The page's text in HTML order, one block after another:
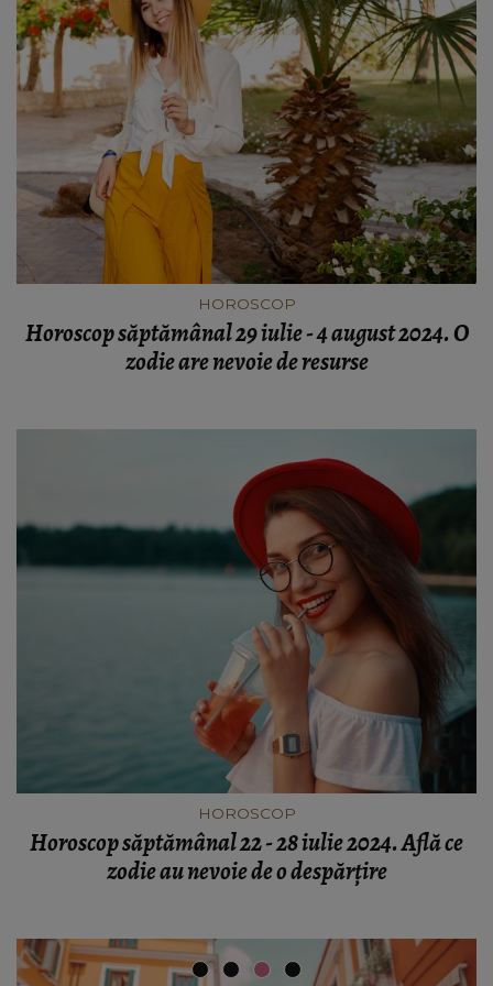
HOROSCOP
Horoscop săptămânal 29 iulie - 4 august 2024. O
zodie are nevoie de resurse
HOROSCOP
Horoscop săptămânal 22 - 28 iulie 2024. Află ce
zodie au nevoie de o despărțire